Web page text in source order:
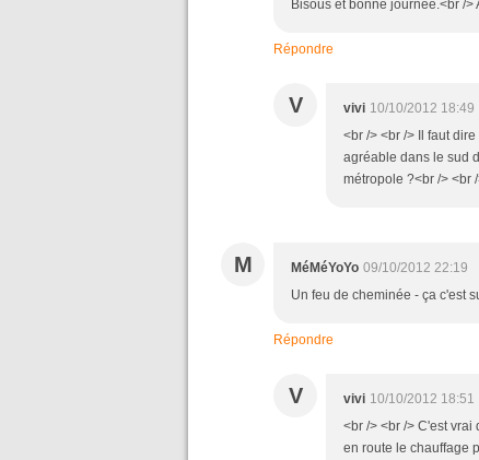
Bisous et bonne journée.<br />
Répondre
V vivi 10/10/2012 18:49
<br /> <br /> Il faut
agréable dans le sud
métropole ?<br /> <br
M MéMéYoYo 09/10/2012 22:19
Un feu de cheminée - ça c'est
Répondre
V vivi 10/10/2012 18:51
<br /> <br /> C'est
en route le chauffage